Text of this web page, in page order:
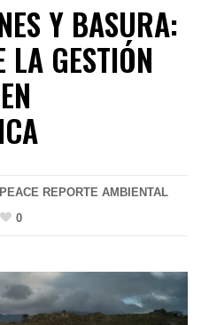
Y BASURA:
LA GESTIÓN
REPORTE AMBIENTAL
0